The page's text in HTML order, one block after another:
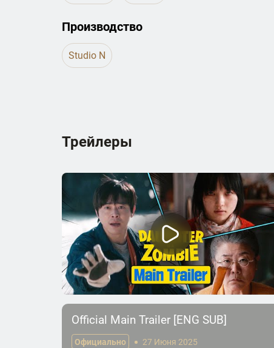
Производство
Studio N
Трейлеры
Official Main Trailer [ENG SUB]
Официально 27 Июня 2025